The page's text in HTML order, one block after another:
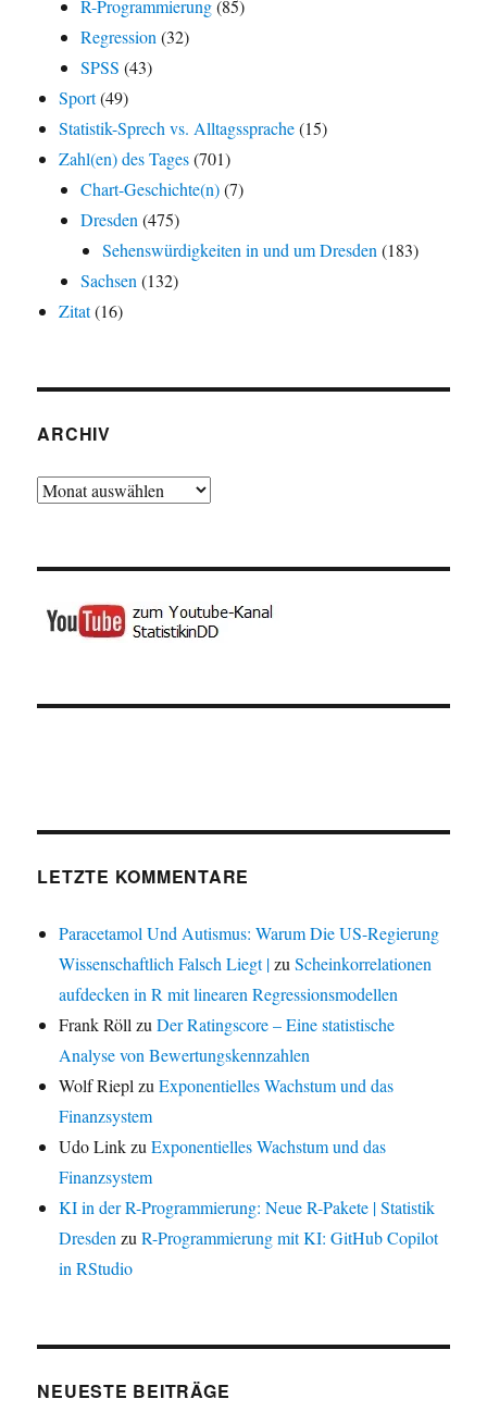
R-Programmierung(85)
Regression(32)
SPSS (43)
Sport(49)
Statistik-Sprech vs. Alltagssprache(15)
Zahl(en) des Tages(701)
Chart-Geschichte(n)(7)
Dresden(475)
Sehenswürdigkeiten in und um Dresden(183)
Sachsen(132)
Zitat(16)
ARCHIV
Archiv
LETZTE KOMMENTARE
Paracetamol Und Autismus: Warum Die US-Regierung
Wissenschaftlich Falsch Liegt |zuScheinkorrelationen
aufdecken in R mit linearen Regressionsmodellen
Frank RöllzuDer Ratingscore – Eine statistische
Analyse von Bewertungskennzahlen
Wolf RieplzuExponentielles Wachstum und das
Finanzsystem
Udo LinkzuExponentielles Wachstum und das
Finanzsystem
KI in der R-Programmierung: Neue R-Pakete | Statistik
DresdenzuR-Programmierung mit KI: GitHub Copilot
in RStudio
NEUESTE BEITRÄGE